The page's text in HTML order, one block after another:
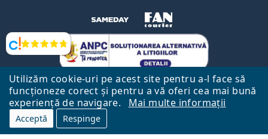
Utilizăm cookie-uri pe acest site pentru a-l face să
funcționeze corect și pentru a vă oferi cea mai bună
experiență de navigare.
Mai multe informații
Acceptă Respinge
Opinii
Către Pagina Principală Mai sus